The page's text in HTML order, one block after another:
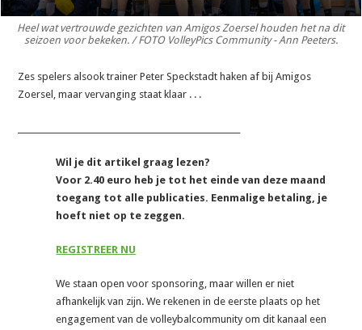
Heel wat vertrouwde gezichten van Amigos Zoersel houden het na dit
seizoen voor bekeken. / FOTO VolleyPics Community - Ann Peeters.
Zes spelers alsook trainer Peter Speckstadt haken af bij Amigos
Zoersel, maar vervanging staat klaar . . .
Wil je dit artikel graag lezen?
Voor 2.40 euro heb je tot het einde van deze maand
toegang tot alle publicaties. Eenmalige betaling, je
hoeft niet op te zeggen.
REGISTREER NU
We staan open voor sponsoring, maar willen er niet
afhankelijk van zijn. We rekenen in de eerste plaats op het
engagement van de volleybalcommunity om dit kanaal een